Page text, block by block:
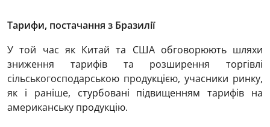
Тарифи, постачання з Бразилії
У той час як Китай та США обговорюють шляхи
зниження тарифів та розширення торгівлі
сільськогосподарською продукцією, учасники ринку,
як і раніше, стурбовані підвищенням тарифів на
американську продукцію.